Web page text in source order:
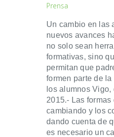
Prensa
Un cambio en las
nuevos avances
no solo sean
formativas, sino
permitan que
formen parte de
los alumnos
2015.- Las formas
cambiando y los
dando cuenta de
es necesario un